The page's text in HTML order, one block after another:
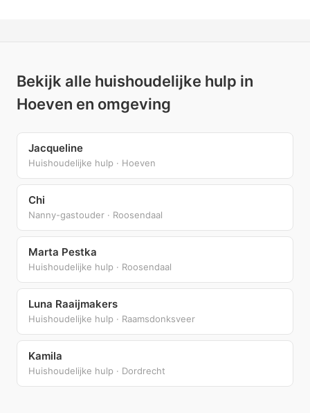
Bekijk alle huishoudelijke hulp in
Hoeven en omgeving
Jacqueline
Huishoudelijke hulp · Hoeven
Chi
Nanny-gastouder · Roosendaal
Marta Pestka
Huishoudelijke hulp · Roosendaal
Luna Raaijmakers
Huishoudelijke hulp · Raamsdonksveer
Kamila
Huishoudelijke hulp · Dordrecht